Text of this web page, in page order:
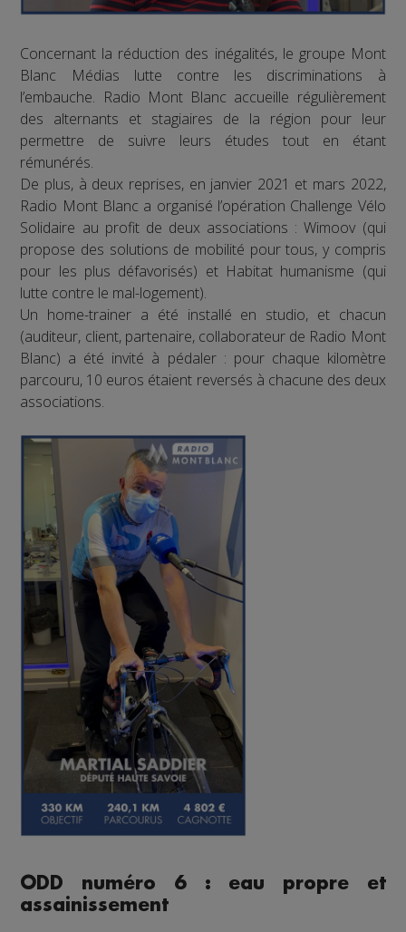
Concernant la réduction des inégalités, le groupe Mont
Blanc Médias lutte contre les discriminations à
l’embauche. Radio Mont Blanc accueille régulièrement
des alternants et stagiaires de la région pour leur
permettre de suivre leurs études tout en étant
rémunérés.
De plus, à deux reprises, en janvier 2021 et mars 2022,
Radio Mont Blanc a organisé l’opération Challenge Vélo
Solidaire au profit de deux associations : Wimoov (qui
propose des solutions de mobilité pour tous, y compris
pour les plus défavorisés) et Habitat humanisme (qui
lutte contre le mal-logement).
Un home-trainer a été installé en studio, et chacun
(auditeur, client, partenaire, collaborateur de Radio Mont
Blanc) a été invité à pédaler : pour chaque kilomètre
parcouru, 10 euros étaient reversés à chacune des deux
associations.
ODD numéro 6 : eau propre et
assainissement